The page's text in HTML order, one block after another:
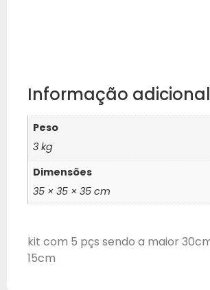
Informação adicional
Peso
3 kg
Dimensões
35 × 35 × 35 cm
kit com 5 pçs sendo a maior
15cm